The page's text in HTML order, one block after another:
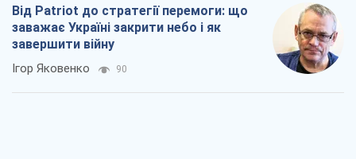
Від Patriot до стратегії перемоги: що
заважає Україні закрити небо і як
завершити війну
Ігор Яковенко 90